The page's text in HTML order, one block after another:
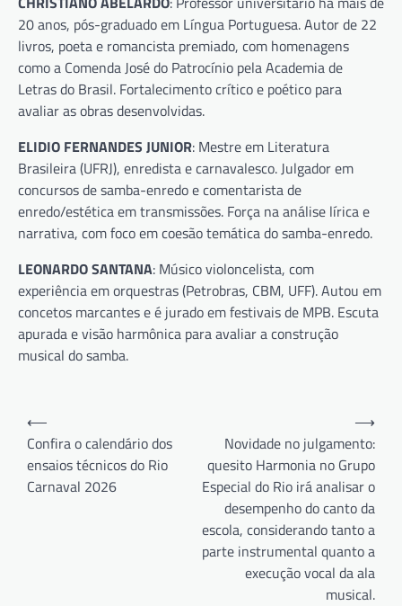
20 anos, pós-graduado em Língua Portuguesa. Autor de 22
livros, poeta e romancista premiado, com homenagens
como a Comenda José do Patrocínio pela Academia de
Letras do Brasil. Fortalecimento crítico e poético para
avaliar as obras desenvolvidas.
ELIDIO FERNANDES JUNIOR: Mestre em Literatura
Brasileira (UFRJ), enredista e carnavalesco. Julgador em
concursos de samba-enredo e comentarista de
enredo/estética em transmissões. Força na análise lírica e
narrativa, com foco em coesão temática do samba-enredo.
LEONARDO SANTANA: Músico violoncelista, com
experiência em orquestras (Petrobras, CBM, UFF). Autou em
concetos marcantes e é jurado em festivais de MPB. Escuta
apurada e visão harmônica para avaliar a construção
musical do samba.
Navegação
de
Post
⟵
Confira o calendário dos
ensaios técnicos do Rio
Carnaval 2026
Novidade no julgamento:
quesito Harmonia no Grupo
Especial do Rio irá analisar o
desempenho do canto da
escola, considerando tanto a
parte instrumental quanto a
execução vocal da ala
musical.
⟶